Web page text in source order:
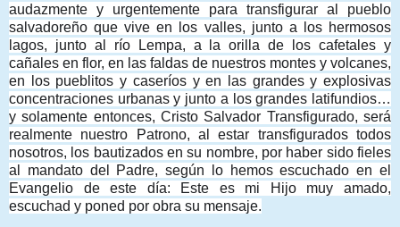
audazmente y urgentemente para transfigurar al pueblo
salvadoreño que vive en los valles, junto a los hermosos
lagos, junto al río Lempa, a la orilla de los cafetales y
cañales en flor, en las faldas de nuestros montes y volcanes,
en los pueblitos y caseríos y en las grandes y explosivas
concentraciones urbanas y junto a los grandes latifundios…
y solamente entonces, Cristo Salvador Transfigurado, será
realmente nuestro Patrono, al estar transfigurados todos
nosotros, los bautizados en su nombre, por haber sido fieles
al mandato del Padre, según lo hemos escuchado en el
Evangelio de este día: Este es mi Hijo muy amado,
escuchad y poned por obra su mensaje.